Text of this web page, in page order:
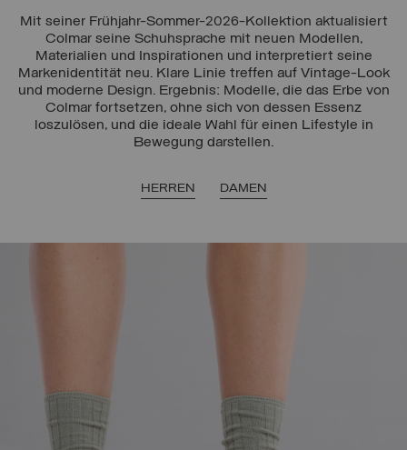
Mit seiner Frühjahr-Sommer-2026-Kollektion aktualisiert
Colmar seine Schuhsprache mit neuen Modellen,
Materialien und Inspirationen und interpretiert seine
Markenidentität neu. Klare Linie treffen auf Vintage-Look
und moderne Design. Ergebnis: Modelle, die das Erbe von
Colmar fortsetzen, ohne sich von dessen Essenz
loszulösen, und die ideale Wahl für einen Lifestyle in
Bewegung darstellen.
HERREN DAMEN